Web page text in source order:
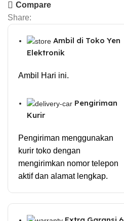
Compare
Share:
Ambil di Toko Yen
Elektronik
Ambil Hari ini.
Pengiriman
Kurir
Pengiriman menggunakan
kurir toko dengan
mengirimkan nomor telepon
aktif dan alamat lengkap.